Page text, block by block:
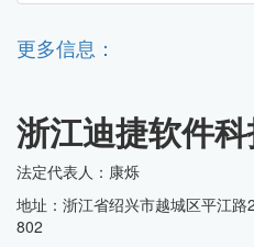
更多信息：
浙江迪捷软件
法定代表人：康烁
地址：浙江省绍兴市越城区平江
802